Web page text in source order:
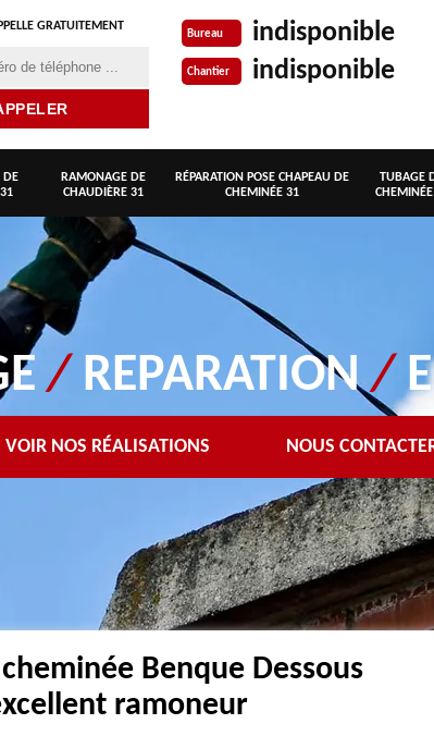
GRATUITEMENT
Bureau indisponible
Chantier indisponible
DE
RAMONAGE DE
CHAUDIÈRE 31
RÉPARATION POSE CHAPEAU DE
CHEMINÉE 31
TUBAGE
/ REPARATION/
VOIR NOS RÉALISATIONS NOUS
Benque Dessous
ramoneur